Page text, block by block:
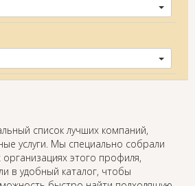
список лучших компаний,
услуги. Мы специально собрали
этого профиля,
в удобный каталог, чтобы